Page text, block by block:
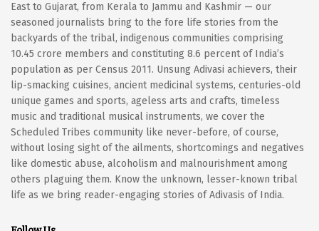
East to Gujarat, from Kerala to Jammu and Kashmir — our
seasoned journalists bring to the fore life stories from the
backyards of the tribal, indigenous communities comprising
10.45 crore members and constituting 8.6 percent of India’s
population as per Census 2011. Unsung Adivasi achievers, their
lip-smacking cuisines, ancient medicinal systems, centuries-old
unique games and sports, ageless arts and crafts, timeless
music and traditional musical instruments, we cover the
Scheduled Tribes community like never-before, of course,
without losing sight of the ailments, shortcomings and negatives
like domestic abuse, alcoholism and malnourishment among
others plaguing them. Know the unknown, lesser-known tribal
life as we bring reader-engaging stories of Adivasis of India.